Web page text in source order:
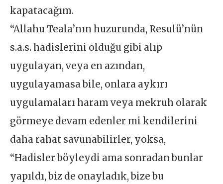
kapatacağım.
“Allahu Teala’nın huzurunda, Resulü’nün
s.a.s. hadislerini olduğu gibi alıp
uygulayan, veya en azından,
uygulayamasa bile, onlara aykırı
uygulamaları haram veya mekruh olarak
görmeye devam edenler mi kendilerini
daha rahat savunabilirler, yoksa,
“Hadisler böyleydi ama sonradan bunlar
yapıldı, biz de onayladık, bize bu